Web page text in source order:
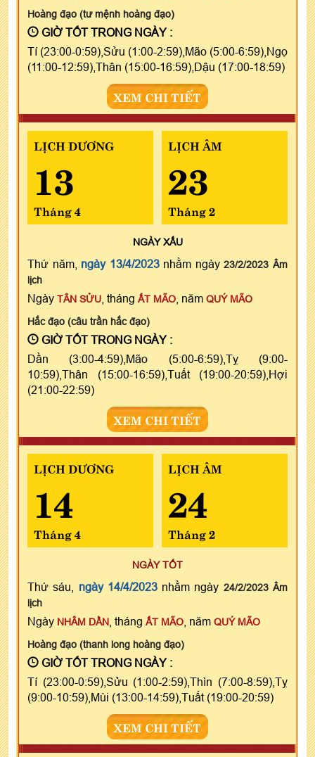
Hoàng đạo (tư mệnh hoàng đạo)
GIỜ TỐT TRONG NGÀY :
Tí (23:00-0:59),Sửu (1:00-2:59),Mão (5:00-6:59),Ngọ
(11:00-12:59),Thân (15:00-16:59),Dậu (17:00-18:59)
XEM CHI TIẾT
LỊCH DƯƠNG
13
Tháng 4
LỊCH ÂM
23
Tháng 2
NGÀYXẤU
Thứ năm, ngày 13/4/2023nhằm ngày23/2/2023 Âm
lịch
Ngày TÂN SỬU , tháng ẤT MÃO , năm QUÝ MÃO
Hắc đạo (câu trần hắc đạo)
GIỜ TỐT TRONG NGÀY :
Dần (3:00-4:59),Mão (5:00-6:59),Tỵ (9:00-
10:59),Thân (15:00-16:59),Tuất (19:00-20:59),Hợi
(21:00-22:59)
XEM CHI TIẾT
LỊCH DƯƠNG
14
Tháng 4
LỊCH ÂM
24
Tháng 2
NGÀY TỐT
Thứ sáu, ngày 14/4/2023nhằm ngày 24/2/2023 Âm
lịch
Ngày NHÂM DẦN , tháng ẤT MÃO , năm QUÝ MÃO
Hoàng đạo (thanh long hoàng đạo)
GIỜ TỐT TRONG NGÀY :
Tí (23:00-0:59),Sửu (1:00-2:59),Thìn (7:00-8:59),Tỵ
(9:00-10:59),Mùi (13:00-14:59),Tuất (19:00-20:59)
XEM CHI TIẾT